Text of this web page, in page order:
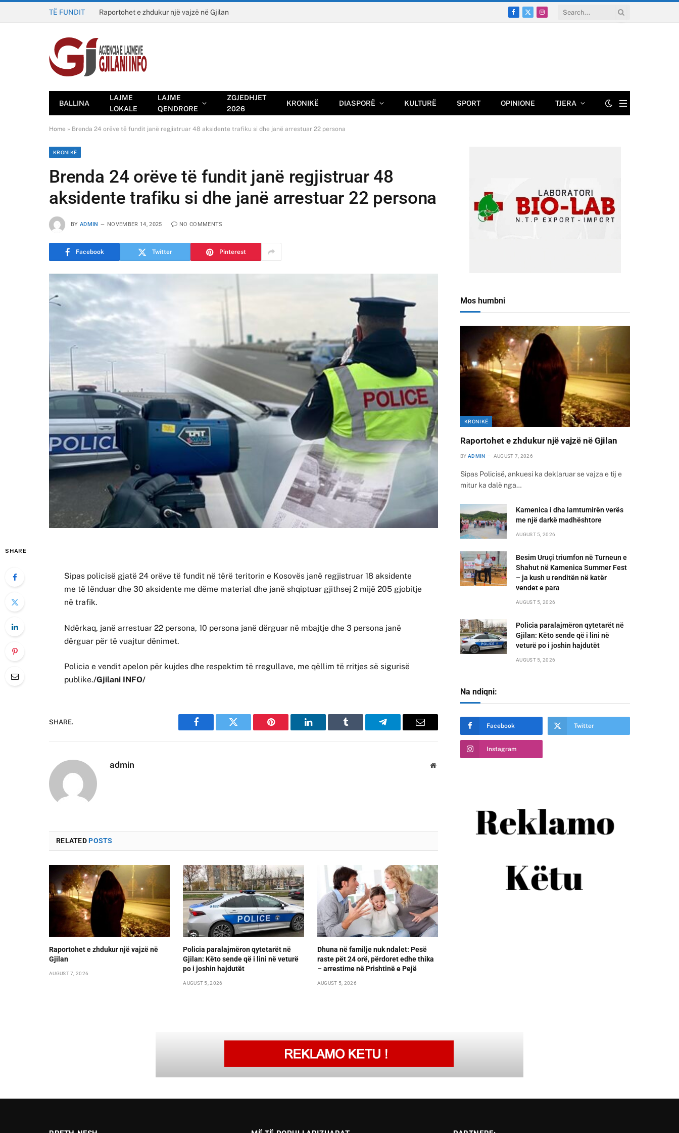
TË FUNDIT Raportohet e zhdukur një vajzë në Gjilan
Facebook
X
Instagram
BALLINA
LAJME
LOKALE
LAJME
QENDRORE
ZGJEDHJET
2026
KRONIKË DIASPORË KULTURË SPORT OPINIONE TJERA
Home » Brenda 24 orëve të fundit janë regjistruar 48 aksidente trafiku si dhe janë arrestuar 22 persona
KRONIKË
Brenda 24 orëve të fundit janë regjistruar 48
aksidente trafiku si dhe janë arrestuar 22 persona
BY ADMIN NOVEMBER 14, 2025 NO COMMENTS
Facebook Twitter Pinterest
SHARE
Sipas policisë gjatë 24 orëve të fundit në tërë teritorin e Kosovës janë regjistruar 18 aksidente
me të lënduar dhe 30 aksidente me dëme material dhe janë shqiptuar gjithsej 2 mijë 205 gjobitje
në trafik.
Ndërkaq, janë arrestuar 22 persona, 10 persona janë dërguar në mbajtje dhe 3 persona janë
dërguar për të vuajtur dënimet.
Policia e vendit apelon për kujdes dhe respektim të rregullave, me qëllim të rritjes së sigurisë
publike./Gjilani INFO/
SHARE.
Facebook Twitter Pinterest LinkedIn Tumblr Telegram Email
admin Website
RELATEDPOSTS
Raportohet e zhdukur një vajzë në
Gjilan
AUGUST 7, 2026
Policia paralajmëron qytetarët në
Gjilan: Këto sende që i lini në veturë
po i joshin hajdutët
AUGUST 5, 2026
Dhuna në familje nuk ndalet: Pesë
raste pët 24 orë, përdoret edhe thika
– arrestime në Prishtinë e Pejë
AUGUST 5, 2026
Mos humbni
KRONIKË
Raportohet e zhdukur një vajzë në Gjilan
BY ADMIN AUGUST 7, 2026
Sipas Policisë, ankuesi ka deklaruar se vajza e tij e
mitur ka dalë nga…
Kamenica i dha lamtumirën verës
me një darkë madhështore
AUGUST 5, 2026
Besim Uruçi triumfon në Turneun e
Shahut në Kamenica Summer Fest
– ja kush u renditën në katër
vendet e para
AUGUST 5, 2026
Policia paralajmëron qytetarët në
Gjilan: Këto sende që i lini në
veturë po i joshin hajdutët
AUGUST 5, 2026
Na ndiqni:
Facebook Twitter
Instagram